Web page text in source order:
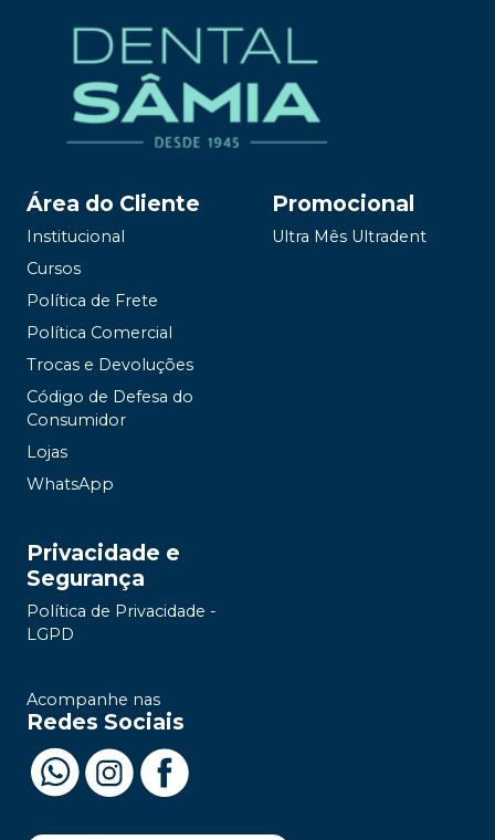
Área do Cliente
Institucional
Cursos
Política de Frete
Política Comercial
Trocas e Devoluções
Código de Defesa do
Consumidor
Lojas
WhatsApp
Promocional
Ultra Mês Ultradent
Privacidade e
Segurança
Política de Privacidade -
LGPD
Acompanhe nas
Redes Sociais